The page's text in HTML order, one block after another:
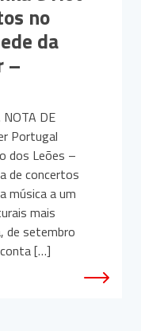
no
da
–
DE
Portugal
dos Leões –
de concertos
música a um
mais
de setembro
[…]